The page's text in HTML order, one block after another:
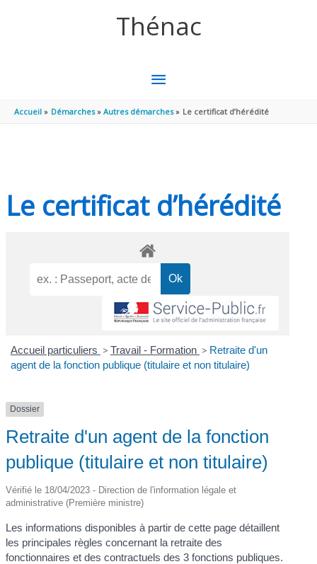
Thénac
MENU
PRINCIPAL
Accueil Démarches Autres démarches Le certificat d’hérédité
Le certificat d’hérédité
Accueil particuliers > Travail - Formation > Retraite d'un
agent de la fonction publique (titulaire et non titulaire)
Dossier
Retraite d'un agent de la fonction
publique (titulaire et non titulaire)
Vérifié le 18/04/2023 - Direction de l'information légale et
administrative (Première ministre)
Les informations disponibles à partir de cette page détaillent
les principales règles concernant la retraite des
fonctionnaires et des contractuels des 3 fonctions publiques.